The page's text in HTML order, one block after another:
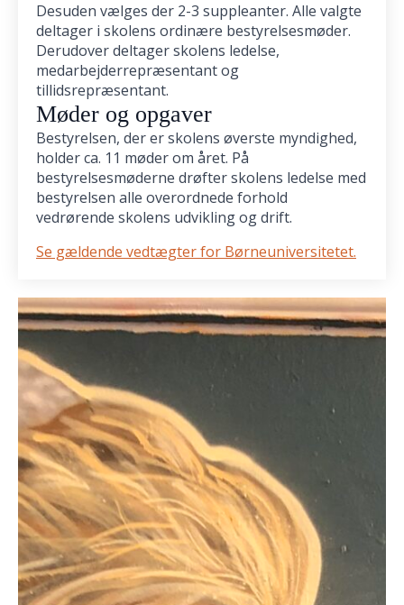
Desuden vælges der 2-3 suppleanter. Alle valgte
deltager i skolens ordinære bestyrelsesmøder.
Derudover deltager skolens ledelse,
medarbejderrepræsentant og
tillidsrepræsentant.
Møder og opgaver
Bestyrelsen, der er skolens øverste myndighed,
holder ca. 11 møder om året. På
bestyrelsesmøderne drøfter skolens ledelse med
bestyrelsen alle overordnede forhold
vedrørende skolens udvikling og drift.
Se gældende vedtægter for Børneuniversitetet.